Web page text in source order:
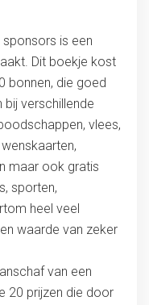
is een
Dit boekje kost
bonnen, die goed
verschillende
vlees,
maar ook gratis
sporten,
heel veel
waarde van zeker
van een
20 prijzen die door